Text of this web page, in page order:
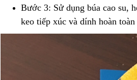
Bước 3: Sử dụng búa cao su,
keo tiếp xúc và dính hoàn